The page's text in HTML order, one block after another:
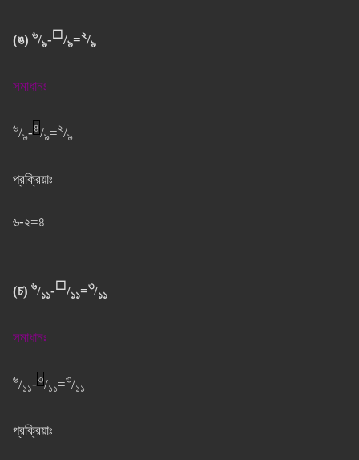
(ঙ) ৬/৯-⬜/৯=২/৯
সমাধানঃ
৬/৯-৪/৯=২/৯
প্রক্রিয়াঃ
৬-২=৪
(চ) ৬/১১-⬜/১১=৩/১১
সমাধানঃ
৬/১১-৩/১১=৩/১১
প্রক্রিয়াঃ